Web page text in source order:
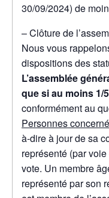
30/09/2024) de
– Clôture de
Nous vous
dispositions des
L’assemblée
que si au moins 1/
conformément au
Personnes
à-dire à jour de sa
représenté (par
vote. Un membre
représenté par son